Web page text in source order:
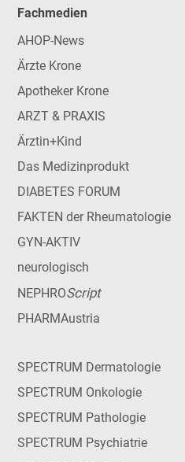
Fachmedien
AHOP-News
Ärzte Krone
Apotheker Krone
ARZT & PRAXIS
Ärztin+Kind
Das Medizinprodukt
DIABETES FORUM
FAKTEN der Rheumatologie
GYN-AKTIV
neurologisch
NEPHROScript
PHARMAustria
SPECTRUM Dermatologie
SPECTRUM Onkologie
SPECTRUM Pathologie
SPECTRUM Psychiatrie